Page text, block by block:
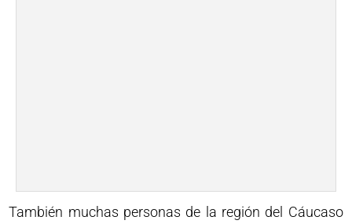
También muchas personas de la región del Cáucaso